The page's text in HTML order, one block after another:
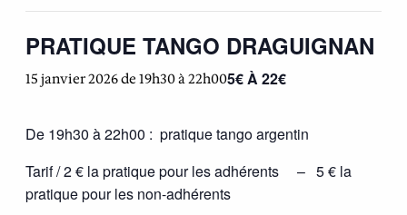
PRATIQUE TANGO DRAGUIGNAN
15 janvier 2026 de 19h30à22h005€ À 22€
De 19h30 à 22h00 : pratique tango argentin
Tarif / 2 € la pratique pour les adhérents – 5 € la
pratique pour les non-adhérents